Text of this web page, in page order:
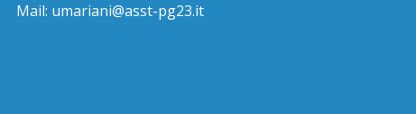
Mail: umariani@asst-pg23.it